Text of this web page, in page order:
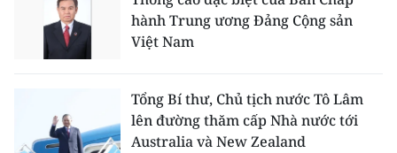
hành Trung ương Đảng Cộng sản
Việt Nam
Tổng Bí thư, Chủ tịch nước Tô Lâm
lên đường thăm cấp Nhà nước tới
Australia và New Zealand